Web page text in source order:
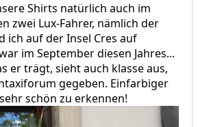
Shirts natürlich auch im
zwei Lux-Fahrer, nämlich der
ich auf der Insel Cres auf
im September diesen Jahres...
er trägt, sieht auch klasse aus,
gegeben. Einfarbiger
schön zu erkennen!